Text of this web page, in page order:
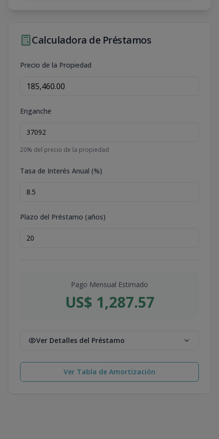
Calculadora de Préstamos
Precio de la Propiedad
Enganche
20% del precio de la propiedad
Tasa de Interés Anual (%)
Plazo del Préstamo (años)
Pago Mensual Estimado
US$ 1,287.57
Ver Detalles del Préstamo
Ver Tabla de Amortización